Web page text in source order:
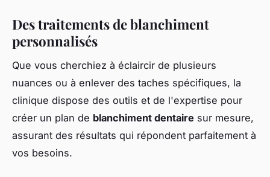
Des traitements de blanchiment
personnalisés
Que vous cherchiez à éclaircir de plusieurs
nuances ou à enlever des taches spécifiques, la
clinique dispose des outils et de l'expertise pour
créer un plan de blanchiment dentaire sur mesure,
assurant des résultats qui répondent parfaitement à
vos besoins.